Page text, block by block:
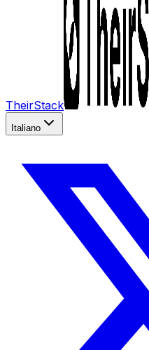
TheirStack
Italiano